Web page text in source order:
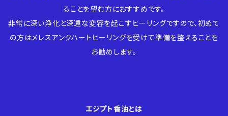
ることを望む方におすすめです。
非常に深い浄化と深遠な変容を起こすヒーリングですので、初めて
の方はメレスアンクハートヒーリングを受けて準備を整えることを
お勧めします。
エジプト香油とは